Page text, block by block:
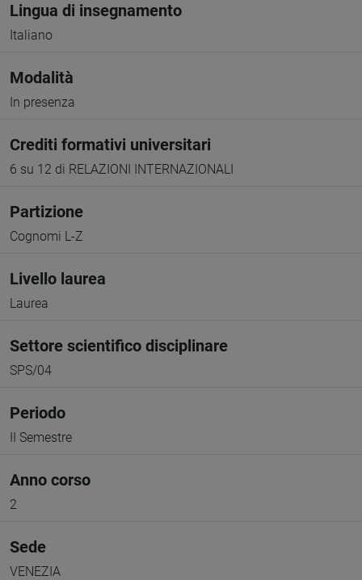
Lingua di insegnamento
Italiano
Modalità
In presenza
Crediti formativi universitari
6 su 12 di RELAZIONI INTERNAZIONALI
Partizione
Cognomi L-Z
Livello laurea
Laurea
Settore scientifico disciplinare
SPS/04
Periodo
II Semestre
Anno corso
2
Sede
VENEZIA